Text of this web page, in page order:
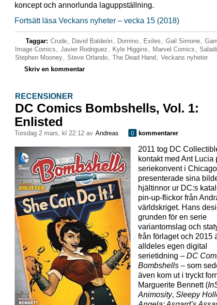
koncept och annorlunda laguppställning.
Fortsätt läsa Veckans nyheter – vecka 15 (2018)
Taggar: Crude, David Baldeón, Domino, Exiles , Gail Simone,
Image Comics , Javier Rodriguez , Kyle Higgins , Marvel Comics ,
Stephen Mooney, Steve Orlando, The Dead Hand , Veckans nyheter
Skriv en kommentar
RECENSIONER
DC Comics Bombshells, Vol. 1:
Enlisted
torsdag 2 mars, kl 22:12 av Andreas 0 kommentarer
2011 tog DC
kontakt med Ant Lucia
seriekonvent i
presenterade sina
hjältinnor ur DC:s
pin-up-flickor från
världskriget. Hans
grunden för en serie
variantomslag och
från förlaget och 2015
alldeles egen digital
serietidning – DC
Bombshells – som
även kom ut i tryckt
Marguerite Bennett (
Animosity, Sleepy